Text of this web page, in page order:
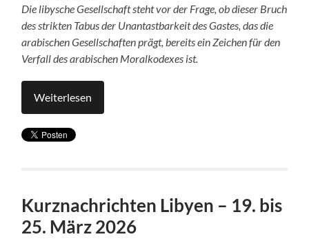
Die libysche Gesellschaft steht vor der Frage, ob dieser Bruch
des strikten Tabus der Unantastbarkeit des Gastes, das die
arabischen Gesellschaften prägt, bereits ein Zeichen für den
Verfall des arabischen Moralkodexes ist.
Weiterlesen
Kurznachrichten Libyen – 19. bis
25. März 2026